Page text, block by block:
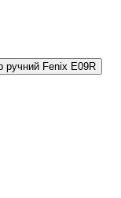
ручний Fenix E09R